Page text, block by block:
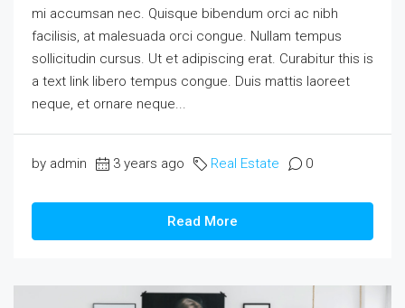
mi accumsan nec. Quisque bibendum orci ac nibh
facilisis, at malesuada orci congue. Nullam tempus
sollicitudin cursus. Ut et adipiscing erat. Curabitur this is
a text link libero tempus congue. Duis mattis laoreet
neque, et ornare neque...
by admin 3 years ago Real Estate 0
Read More